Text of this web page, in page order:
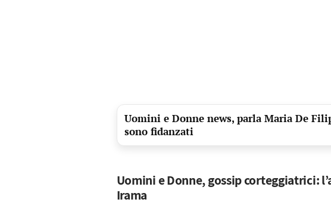
Uomini e Donne news, parla Maria De
sono fidanzati
Uomini e Donne, gossip corteggiatrici:
Irama